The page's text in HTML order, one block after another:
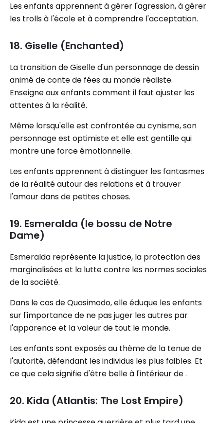
Les enfants apprennent à gérer l'agression, à gérer
les trolls à l'école et à comprendre l'acceptation.
18. Giselle (Enchanted)
La transition de Giselle d'un personnage de dessin
animé de conte de fées au monde réaliste.
Enseigne aux enfants comment il faut ajuster les
attentes à la réalité.
Même lorsqu'elle est confrontée au cynisme, son
personnage est optimiste et elle est gentille qui
montre une force émotionnelle.
Les enfants apprennent à distinguer les fantasmes
de la réalité autour des relations et à trouver
l'amour dans de petites choses.
19. Esmeralda (le bossu de Notre
Dame)
Esmeralda représente la justice, la protection des
marginalisées et la lutte contre les normes sociales
de la société.
Dans le cas de Quasimodo, elle éduque les enfants
sur l'importance de ne pas juger les autres par
l'apparence et la valeur de tout le monde.
Les enfants sont exposés au thème de la tenue de
l'autorité, défendant les individus les plus faibles. Et
ce que cela signifie d'être belle à l'intérieur de .
20. Kida (Atlantis: The Lost Empire)